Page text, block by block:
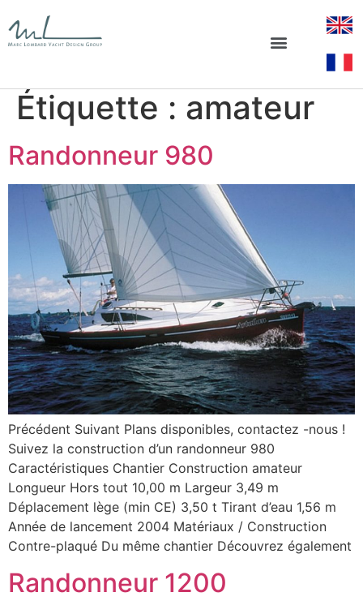
Étiquette : amateur
Randonneur 980
Précédent Suivant Plans disponibles, contactez -nous !
Suivez la construction d’un randonneur 980
Caractéristiques Chantier Construction amateur
Longueur Hors tout 10,00 m Largeur 3,49 m
Déplacement lège (min CE) 3,50 t Tirant d’eau 1,56 m
Année de lancement 2004 Matériaux / Construction
Contre-plaqué Du même chantier Découvrez également
Randonneur 1200